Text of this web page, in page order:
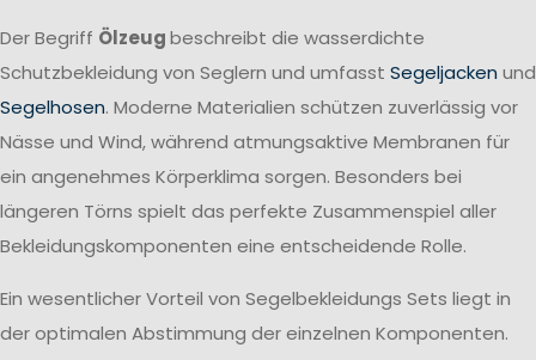
Der Begriff Ölzeugbeschreibt die wasserdichte
Schutzbekleidung von Seglern und umfasst Segeljacken und
Segelhosen. Moderne Materialien schützen zuverlässig vor
Nässe und Wind, während atmungsaktive Membranen für
ein angenehmes Körperklima sorgen. Besonders bei
längeren Törns spielt das perfekte Zusammenspiel aller
Bekleidungskomponenten eine entscheidende Rolle.
Ein wesentlicher Vorteil von Segelbekleidungs Sets liegt in
der optimalen Abstimmung der einzelnen Komponenten.